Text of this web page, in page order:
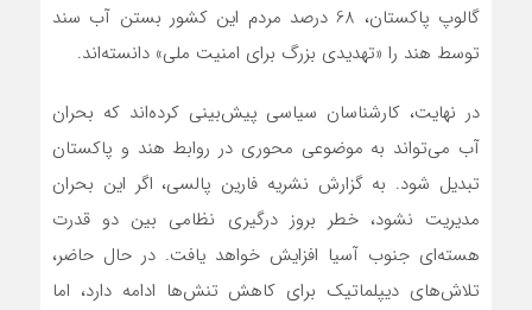
گالوپ پاکستان، 68 درصد مردم این کشور بستن آب سند
توسط هند را «تهدیدی بزرگ برای امنیت ملی» دانسته‌اند.
در نهایت، کارشناسان سیاسی پیش‌بینی کرده‌اند که بحران
آب می‌تواند به موضوعی محوری در روابط هند و پاکستان
تبدیل شود. به گزارش نشریه فارین پالسی، اگر این بحران
مدیریت نشود، خطر بروز درگیری نظامی بین دو قدرت
هسته‌ای جنوب آسیا افزایش خواهد یافت. در حال حاضر،
تلاش‌های دیپلماتیک برای کاهش تنش‌ها ادامه دارد، اما